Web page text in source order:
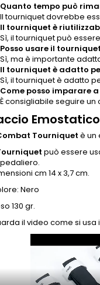
Quanto tempo può
Il tourniquet dovrebbe
Il tourniquet è
Sì, il tourniquet può
Posso usare il
Sì, ma è importante
Il tourniquet è adatto
Sì, il tourniquet è adatto
Come posso imparare
È consigliabile seguire
Tourniquet è un
può essere
cm 14 x 3,7 cm.
Nero
130 gr.
il video come si usa